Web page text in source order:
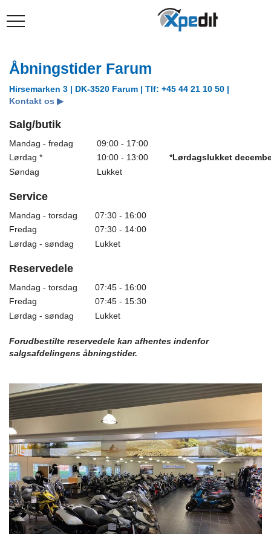
Åbningstider Farum
Hirsemarken 3 | DK-3520 Farum | Tlf: +45 44 21 10 50 |
Kontakt os ▶
Salg/butik
Mandag - fredag
09:00 - 17:00
Lørdag *
10:00 - 13:00
*Lørdagslukket
Søndag
Lukket
Service
Mandag - torsdag
07:30 - 16:00
Fredag
07:30 - 14:00
Lørdag - søndag
Lukket
Reservedele
Mandag - torsdag
07:45 - 16:00
Fredag
07:45 - 15:30
Lørdag - søndag
Lukket
Forudbestilte reservedele kan afhentes indenfor
salgsafdelingens åbningstider.